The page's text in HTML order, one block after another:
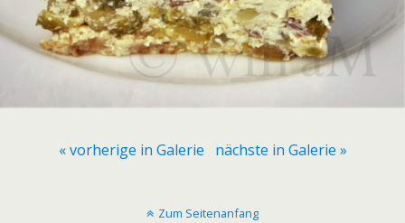
« vorherige in Galerie nächste in Galerie »
Zum Seitenanfang